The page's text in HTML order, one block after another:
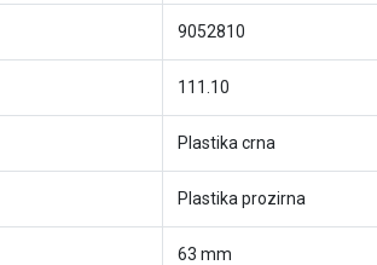
9052810
111.10
Plastika crna
Plastika prozirna
63 mm